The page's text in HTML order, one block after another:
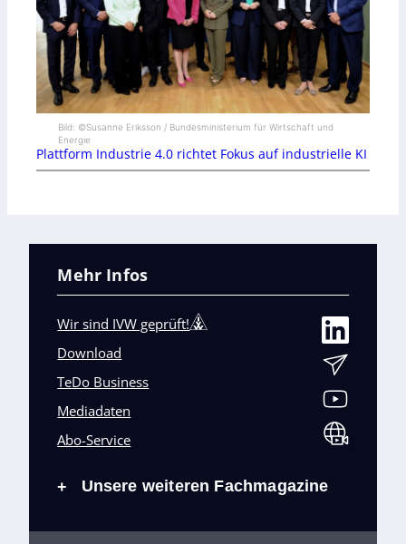
Bild: ©Susanne Eriksson / Bundesministerium für Wirtschaft und
Energie
Plattform Industrie 4.0 richtet Fokus auf industrielle KI
Mehr Infos
Wir sind IVW geprüft!
Download
TeDo Business
Mediadaten
Abo-Service
+ Unsere weiteren Fachmagazine